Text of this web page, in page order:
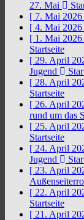
27. Mai
[ 7. Mai
[ 4. Mai
[ 1. Mai
Startseite
[ 29. April
Jugend
[ 28. April
Startseite
[ 26. April
rund um das
[ 25. April
Startseite
[ 24. April
Jugend
[ 23. April
[ 22. April
Startseite
[ 21. April